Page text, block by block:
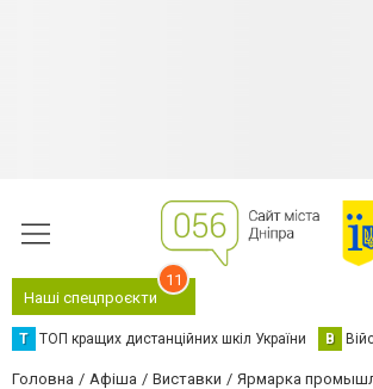
Наші спецпроєкти
11
Т ТОП кращих дистанційних шкіл України В
Головна Афіша Виставки Ярмарка